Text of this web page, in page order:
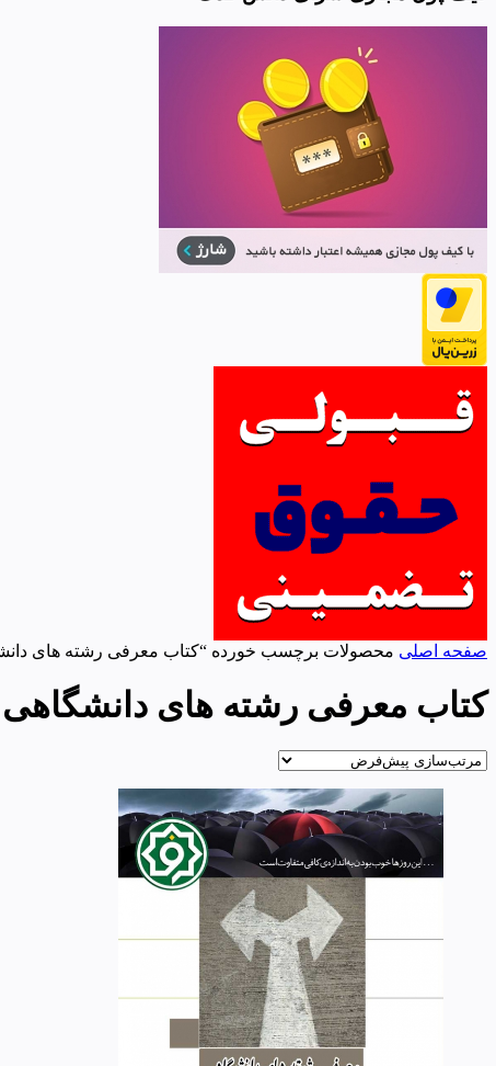
صفحه اصلی محصولات برچسب خورده “کتاب معرفی رشته های
کتاب معرفی رشته های دانشگاهی